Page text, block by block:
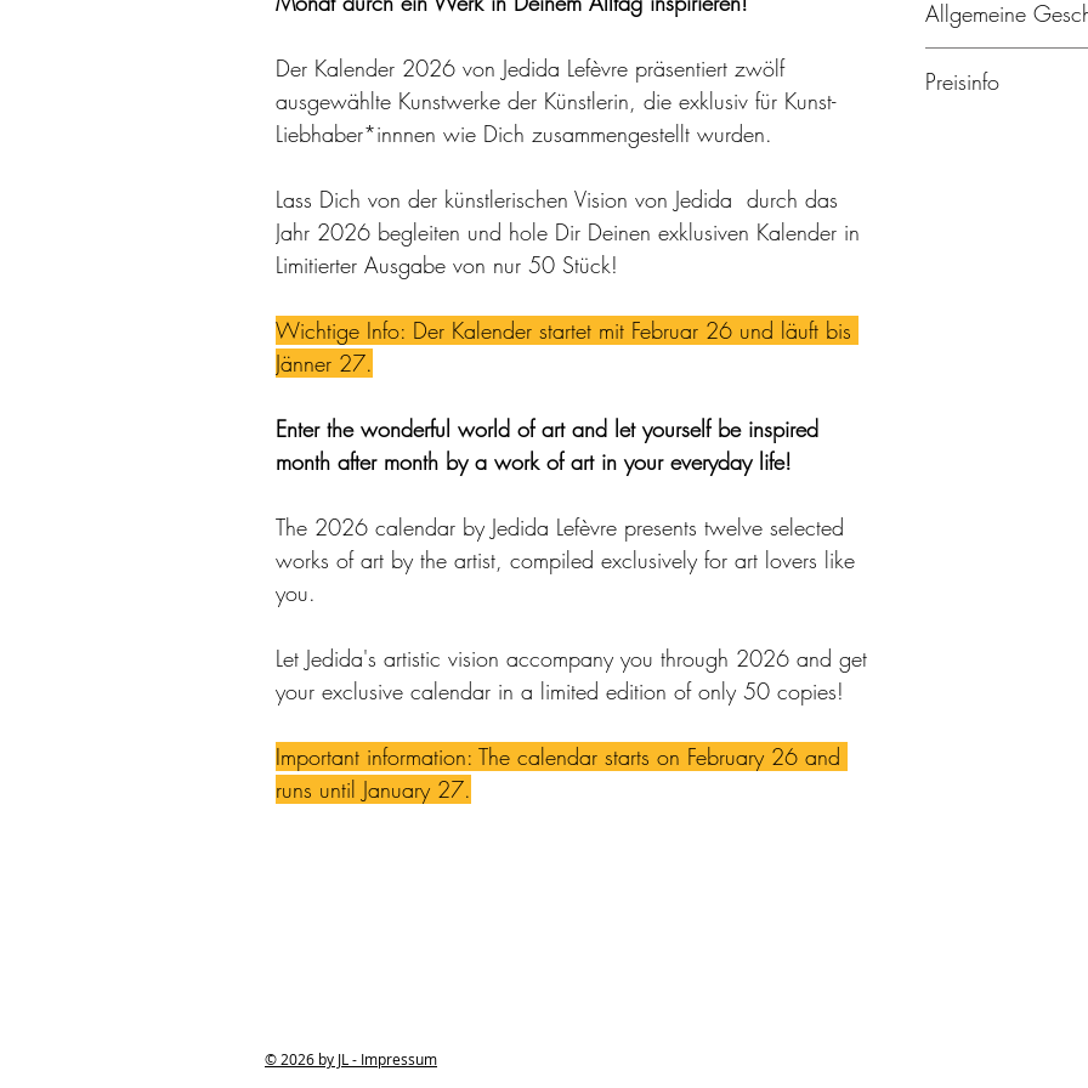
Der Kalender 2026 von Jedida Lefèvre präsentiert zwölf
ausgewählte Kunstwerke der Künstlerin, die exklusiv für Kunst-
Liebhaber*innnen wie Dich zusammengestellt wurden.
Lass Dich von der künstlerischen Vision von Jedida  durch das
Jahr 2026 begleiten und hole Dir Deinen exklusiven Kalender in
Limitierter Ausgabe von nur 50 Stück!
Wichtige Info: Der Kalender startet mit Februar 26 und läuft bis
Jänner 27.
Enter the wonderful world of art and let yourself be inspired
month after month by a work of art in your everyday life!
The 2026 calendar by Jedida Lefèvre presents twelve selected
works of art by the artist, compiled exclusively for art lovers like
you.
Let Jedida's artistic vision accompany you through 2026 and get
your exclusive calendar in a limited edition of only 50 copies!
Important information: The calendar starts on February 26 and
runs until January 27.
jeglichen Wertverlust
kontaktieren Sie uns
Österreichs erfolgt mit
Der Versand erfolgt
nach 2-3 Werktagen
Shipping World Wide?
Allgemeine
Preisinfo
© 2026 by JL - Impressum